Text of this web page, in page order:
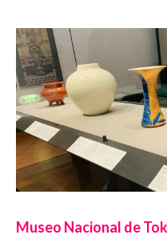
Museo Nacional de